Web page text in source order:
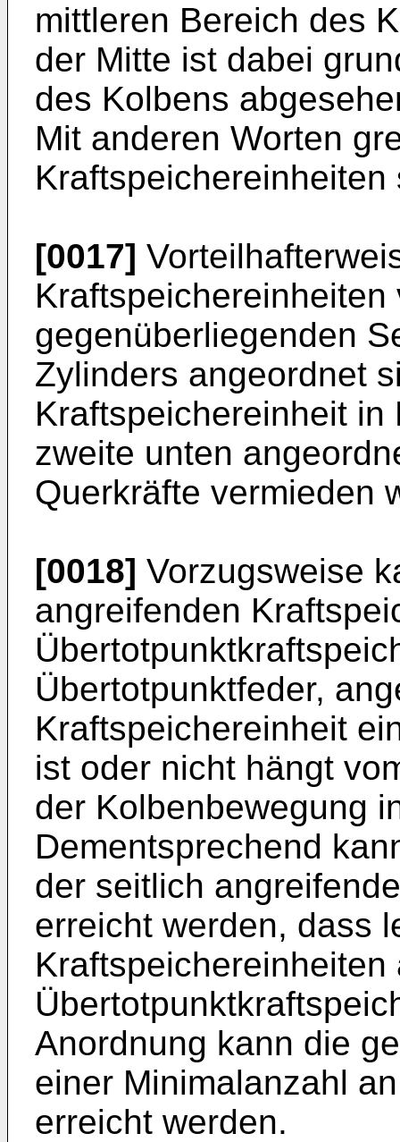
mittleren Bereich des
der Mitte ist dabei
des Kolbens
Mit anderen Worten
Kraftspeichereinheiten
[0017]
gegenüberliegenden
Zylinders angeordnet
Kraftspeichereinheit
zweite unten
Querkräfte vermieden
[0018] Vorzugsweise
angreifenden
Übertotpunktfeder,
Kraftspeichereinheit
ist oder nicht hängt
der Kolbenbewegung
Dementsprechend
der seitlich
erreicht werden, dass
Kraftspeichereinheiten
Anordnung kann die
einer Minimalanzahl
erreicht werden.